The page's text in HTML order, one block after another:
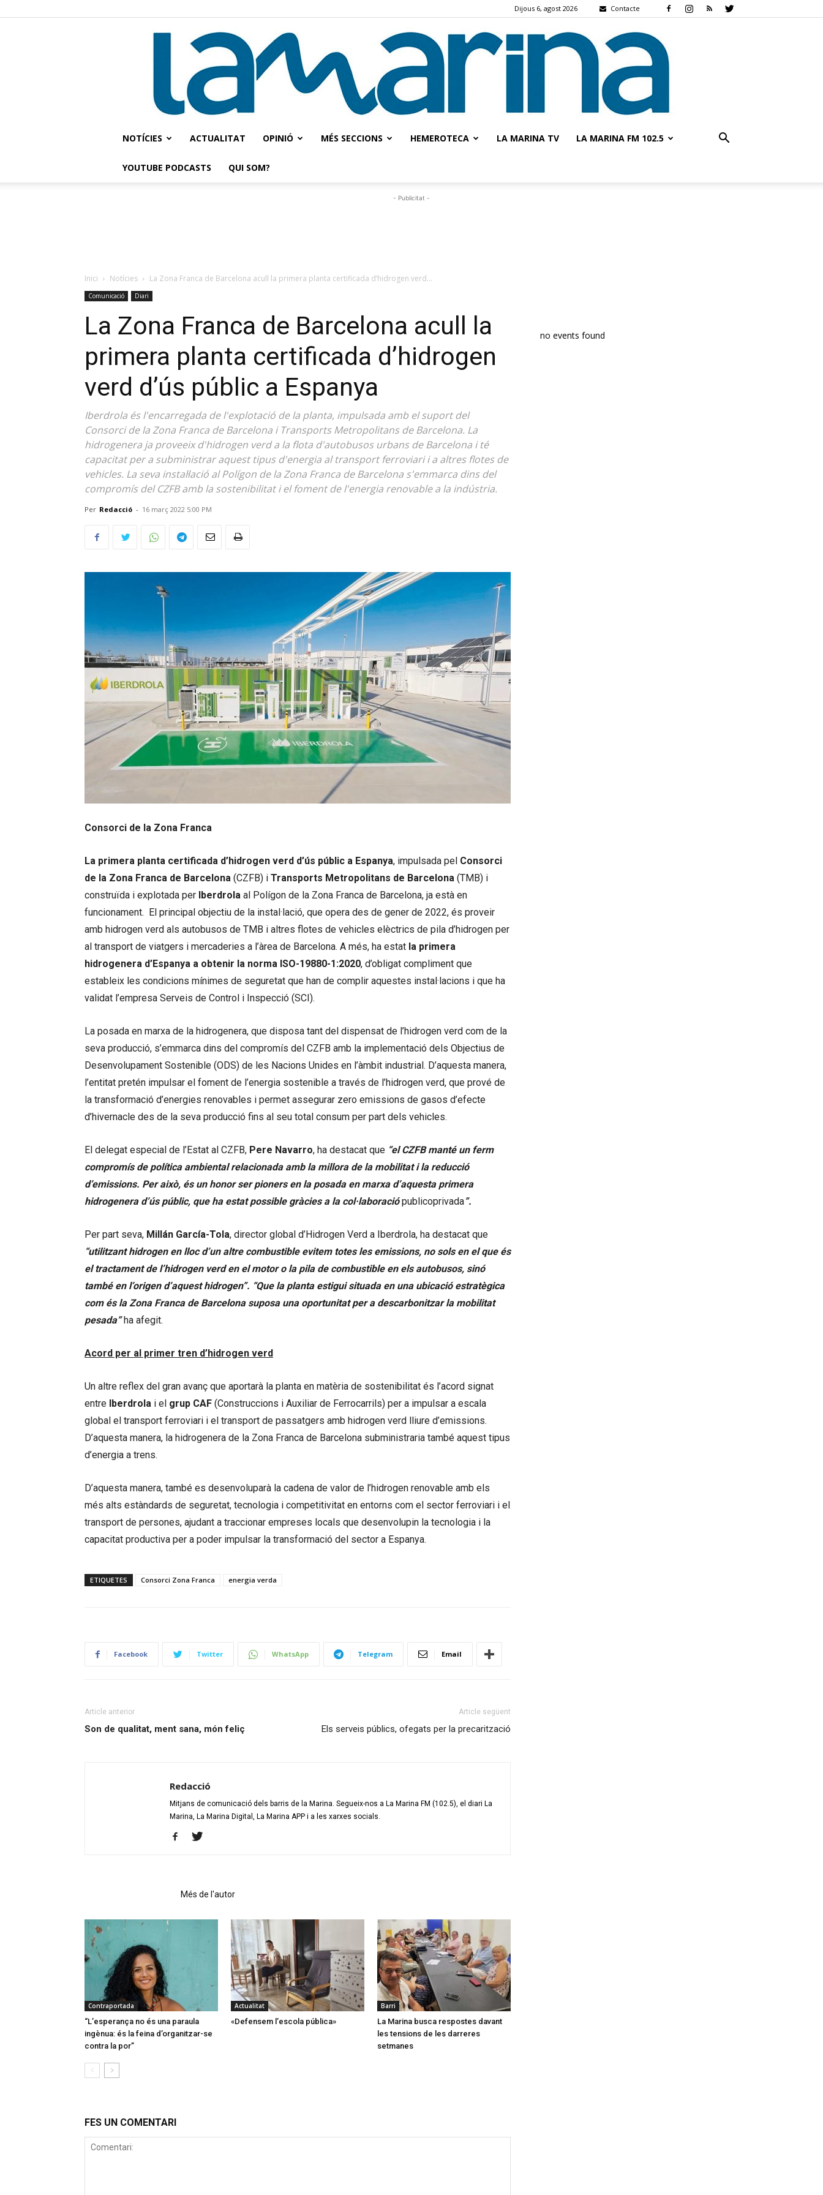
Dijous 6, agost 2026 Contacte
NOTÍCIES ACTUALITAT OPINIÓ MÉS SECCIONS HEMEROTECA LA MARINA TV LA MARINA FM 102.5
YOUTUBE PODCASTS QUI SOM?
- Publicitat -
Inici Notícies La Zona Franca de Barcelona acull la primera planta certificada d’hidrogen verd...
Comunicació Diari
La Zona Franca de Barcelona acull la
primera planta certificada d’hidrogen
verd d’ús públic a Espanya
Iberdrola és l'encarregada de l'explotació de la planta, impulsada amb el suport del
Consorci de la Zona Franca de Barcelona i Transports Metropolitans de Barcelona. La
hidrogenera ja proveeix d'hidrogen verd a la flota d'autobusos urbans de Barcelona i té
capacitat per a subministrar aquest tipus d'energia al transport ferroviari i a altres flotes de
vehicles. La seva instal·lació al Polígon de la Zona Franca de Barcelona s'emmarca dins del
compromís del CZFB amb la sostenibilitat i el foment de l'energia renovable a la indústria.
Per Redacció - 16 març 2022 5:00 PM
Consorci de la Zona Franca
La primera planta certificada d’hidrogen verd d’ús públic a Espanya, impulsada pel Consorci
de la Zona Franca de Barcelona (CZFB) i Transports Metropolitans de Barcelona (TMB) i
construïda i explotada per Iberdrola al Polígon de la Zona Franca de Barcelona, ja està en
funcionament. El principal objectiu de la instal·lació, que opera des de gener de 2022, és proveir
amb hidrogen verd als autobusos de TMB i altres flotes de vehicles elèctrics de pila d’hidrogen per
al transport de viatgers i mercaderies a l’àrea de Barcelona. A més, ha estat la primera
hidrogenera d’Espanya a obtenir la norma ISO-19880-1:2020, d’obligat compliment que
estableix les condicions mínimes de seguretat que han de complir aquestes instal·lacions i que ha
validat l’empresa Serveis de Control i Inspecció (SCI).
La posada en marxa de la hidrogenera, que disposa tant del dispensat de l’hidrogen verd com de la
seva producció, s’emmarca dins del compromís del CZFB amb la implementació dels Objectius de
Desenvolupament Sostenible (ODS) de les Nacions Unides en l’àmbit industrial. D’aquesta manera,
l’entitat pretén impulsar el foment de l’energia sostenible a través de l’hidrogen verd, que prové de
la transformació d’energies renovables i permet assegurar zero emissions de gasos d’efecte
d’hivernacle des de la seva producció fins al seu total consum per part dels vehicles.
El delegat especial de l’Estat al CZFB, Pere Navarro, ha destacat que “el CZFB manté un ferm
compromís de política ambiental relacionada amb la millora de la mobilitat i la reducció
d’emissions. Per això, és un honor ser pioners en la posada en marxa d’aquesta primera
hidrogenera d’ús públic, que ha estat possible gràcies a la col·laboraciópublicoprivada”.
Per part seva, Millán García-Tola, director global d’Hidrogen Verd a Iberdrola, ha destacat que
“utilitzant hidrogen en lloc d’un altre combustible evitem totes les emissions, no sols en el que és
el tractament de l’hidrogen verd en el motor o la pila de combustible en els autobusos, sinó
també en l’origen d’aquest hidrogen”. “Que la planta estigui situada en una ubicació estratègica
com és la Zona Franca de Barcelona suposa una oportunitat per a descarbonitzar la mobilitat
pesada”ha afegit.
Acord per al primer tren d’hidrogen verd
Un altre reflex del gran avanç que aportarà la planta en matèria de sostenibilitat és l’acord signat
entre Iberdrola i el grup CAF (Construccions i Auxiliar de Ferrocarrils) per a impulsar a escala
global el transport ferroviari i el transport de passatgers amb hidrogen verd lliure d’emissions.
D’aquesta manera, la hidrogenera de la Zona Franca de Barcelona subministraria també aquest tipus
d’energia a trens.
D’aquesta manera, també es desenvoluparà la cadena de valor de l’hidrogen renovable amb els
més alts estàndards de seguretat, tecnologia i competitivitat en entorns com el sector ferroviari i el
transport de persones, ajudant a traccionar empreses locals que desenvolupin la tecnologia i la
capacitat productiva per a poder impulsar la transformació del sector a Espanya.
ETIQUETES Consorci Zona Franca energia verda
Facebook Twitter WhatsApp Telegram Email
Article anterior
Son de qualitat, ment sana, món feliç
Article següent
Els serveis públics, ofegats per la precarització
Redacció
Mitjans de comunicació dels barris de la Marina. Segueix-nos a La Marina FM (102.5), el diari La
Marina, La Marina Digital, La Marina APP i a les xarxes socials.
Més de l'autor
Contraportada
“L’esperança no és una paraula
ingènua: és la feina d’organitzar-se
contra la por”
Actualitat
«Defensem l’escola pública»
Barri
La Marina busca respostes davant
les tensions de les darreres
setmanes
FES UN COMENTARI
no events found